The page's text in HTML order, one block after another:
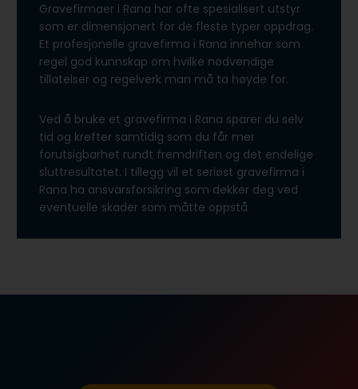
Gravefirmaer i Rana har ofte spesialisert utstyr
som er dimensjonert for de fleste typer oppdrag.
Et profesjonelle gravefirma i Rana innehar som
regel god kunnskap om hvilke nødvendige
tillatelser og regelverk man må ta høyde for.
Ved å bruke et gravefirma i Rana sparer du selv
tid og krefter samtidig som du får mer
forutsigbarhet rundt fremdriften og det endelige
sluttresultatet. I tillegg vil et seriøst gravefirma i
Rana ha ansvarsforsikring som dekker deg ved
eventuelle skader som måtte oppstå